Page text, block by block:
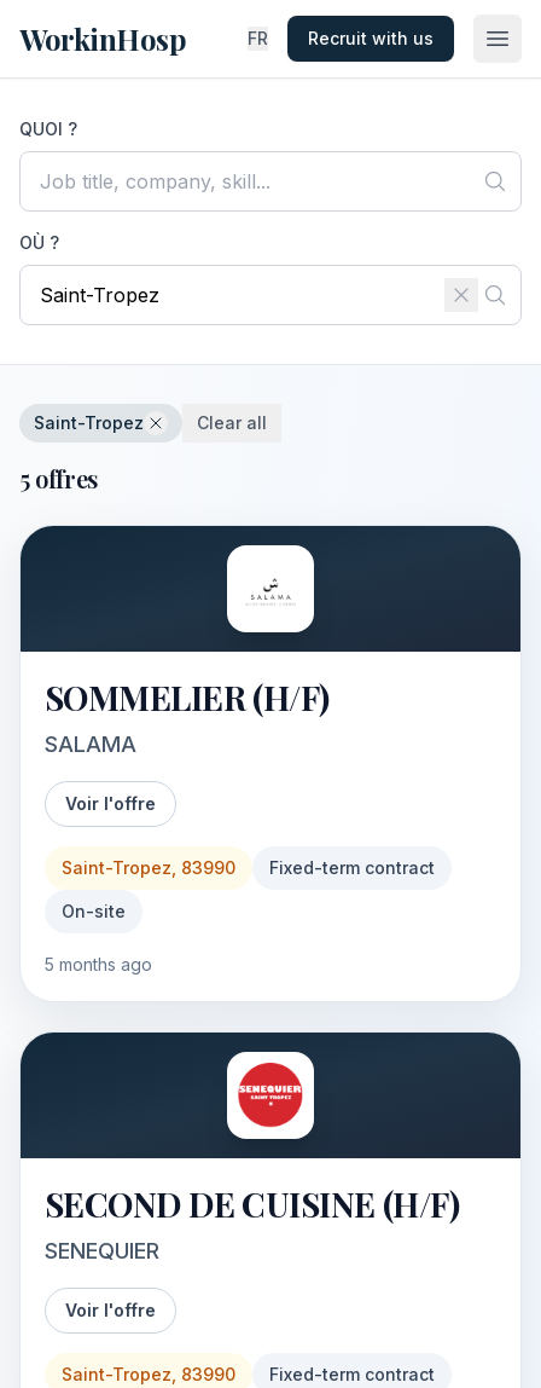
WorkinHosp FR Recruit with us
QUOI ?
OÙ ?
Saint-Tropez Clear all
5 offres
SOMMELIER (H/F)
SALAMA
Voir l'offre
Saint-Tropez, 83990 Fixed-term contract
On-site
5 months ago
SECOND DE CUISINE (H/F)
SENEQUIER
Voir l'offre
Saint-Tropez, 83990 Fixed-term contract